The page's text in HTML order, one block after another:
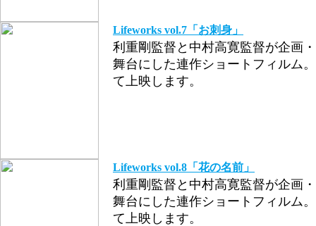
Lifeworks vol.7「お刺身」
利重剛監督と中村高寛監督が企画
舞台にした連作ショートフィルム
て上映します。
Lifeworks vol.8「花の名前」
利重剛監督と中村高寛監督が企画
舞台にした連作ショートフィルム
て上映します。